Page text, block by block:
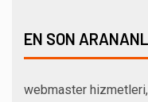
EN SON
webmaster